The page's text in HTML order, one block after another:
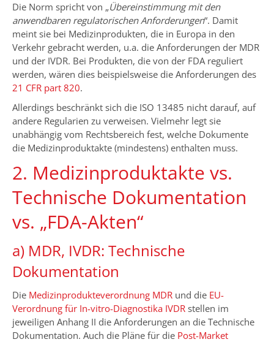
Die Norm spricht von „Übereinstimmung mit den
anwendbaren regulatorischen Anforderungen“. Damit
meint sie bei Medizinprodukten, die in Europa in den
Verkehr gebracht werden, u.a. die Anforderungen der MDR
und der IVDR. Bei Produkten, die von der FDA reguliert
werden, wären dies beispielsweise die Anforderungen des
21 CFR part 820.
Allerdings beschränkt sich die ISO 13485 nicht darauf, auf
andere Regularien zu verweisen. Vielmehr legt sie
unabhängig vom Rechtsbereich fest, welche Dokumente
die Medizinproduktakte (mindestens) enthalten muss.
2. Medizinproduktakte vs.
Technische Dokumentation
vs. „FDA-Akten“
a) MDR, IVDR: Technische
Dokumentation
Die Medizinprodukteverordnung MDR und die EU-
Verordnung für In-vitro-Diagnostika IVDR stellen im
jeweiligen Anhang II die Anforderungen an die Technische
Dokumentation. Auch die Pläne für die Post-Market